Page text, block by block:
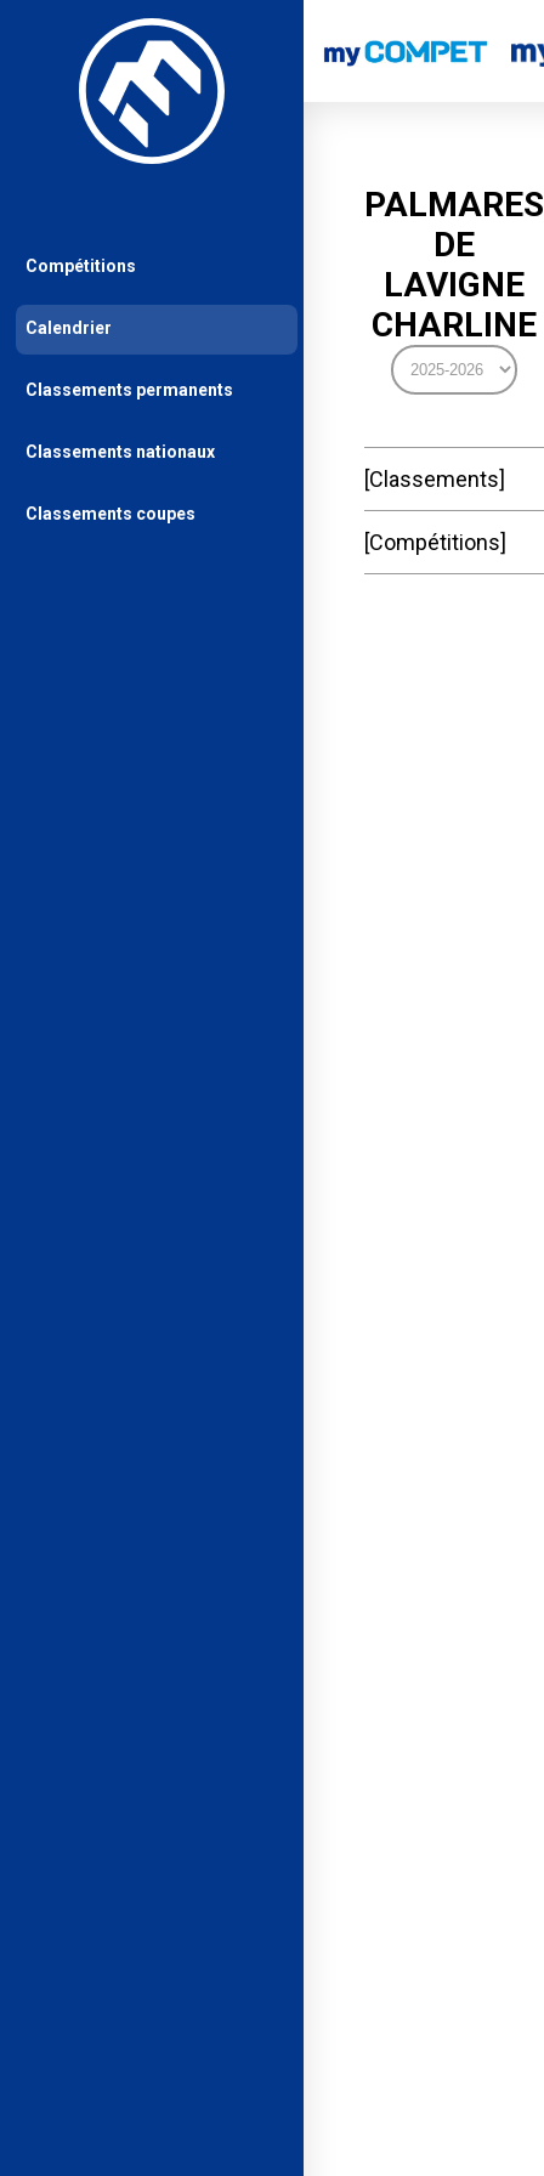
PALMARES
DE
LAVIGNE
CHARLINE
Classements
Compétitions
Compétitions
Calendrier
Classements permanents
Classements nationaux
Classements coupes